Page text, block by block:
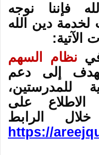
فإننا نوجه
لخدمة دين الله
الآتية:
نظام السهم
إلى دعم
للمدرستين،
الاطلاع على
الرابط
https://